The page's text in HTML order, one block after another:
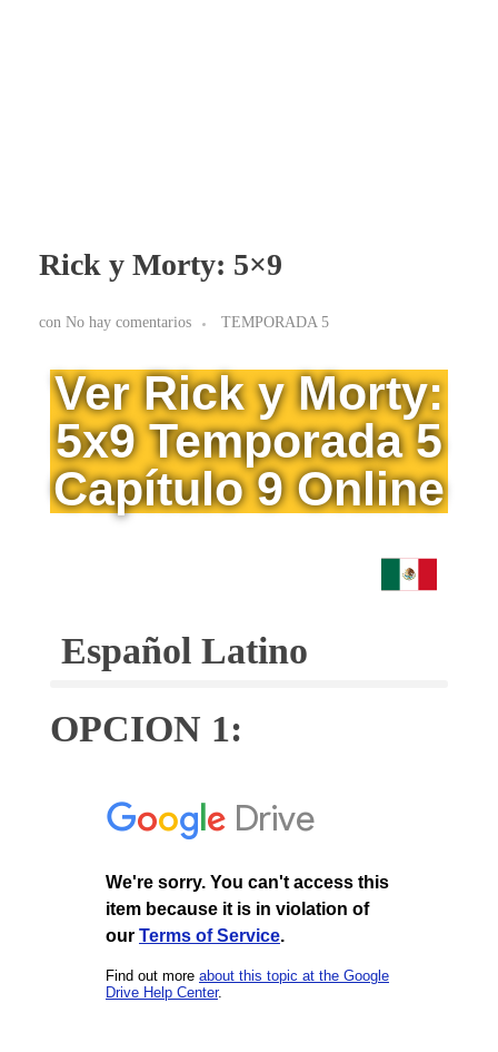
Rick y Morty: 5×9
con No hay comentarios TEMPORADA 5
Ver Rick y Morty:
5x9 Temporada 5
Capítulo 9 Online
Español Latino
OPCION 1: